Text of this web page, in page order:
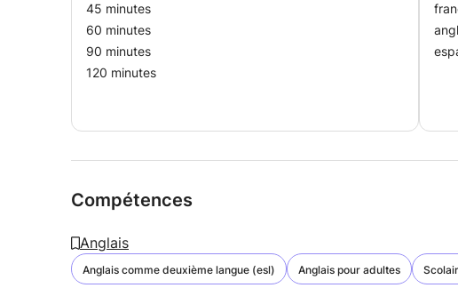
45 minutes
60 minutes
90 minutes
120 minutes
Compétences
Anglais
Anglais comme deuxième langue (esl) Anglais pour adultes